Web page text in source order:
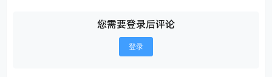
您需要登录后评论
登录